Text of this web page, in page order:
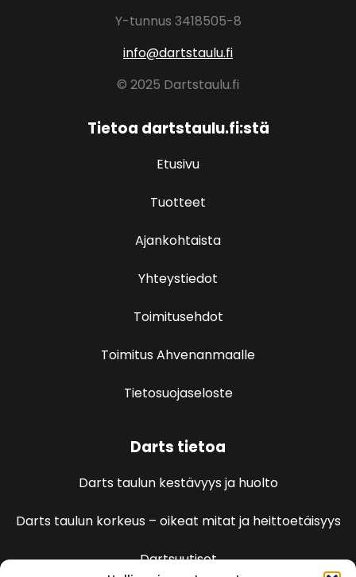
Y-tunnus 3418505-8
info@dartstaulu.fi
© 2025 Dartstaulu.fi
Tietoa dartstaulu.fi:stä
Etusivu
Tuotteet
Ajankohtaista
Yhteystiedot
Toimitusehdot
Toimitus Ahvenanmaalle
Tietosuojaseloste
Darts tietoa
Darts taulun kestävyys ja huolto
Darts taulun korkeus – oikeat mitat ja heittoetäisyys
Dartsuutiset